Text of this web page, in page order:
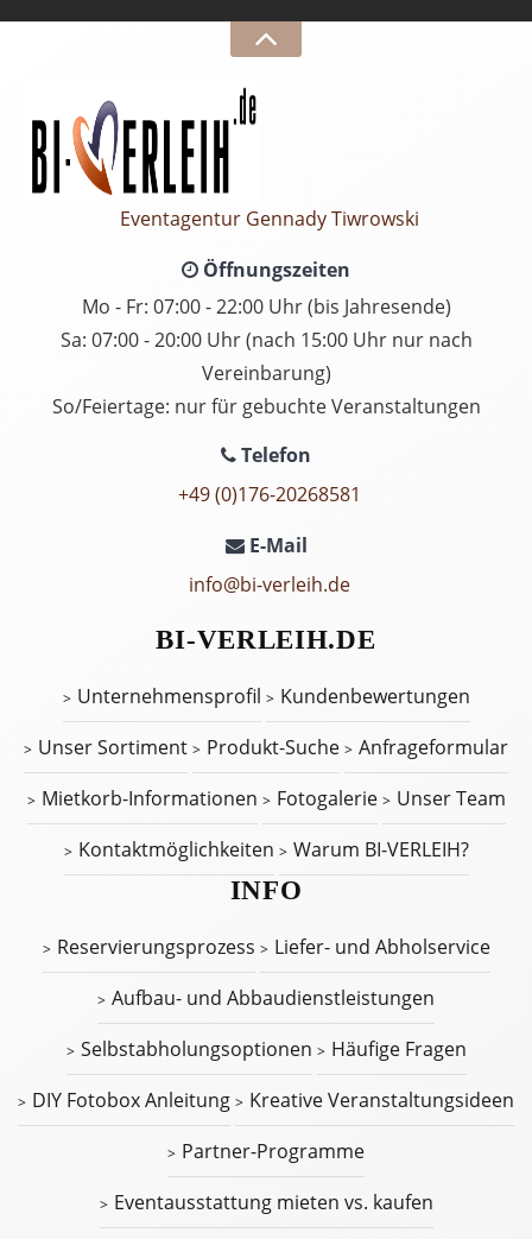
Eventagentur Gennady Tiwrowski
Öffnungszeiten
Mo - Fr: 07:00 - 22:00 Uhr (bis Jahresende)
Sa: 07:00 - 20:00 Uhr (nach 15:00 Uhr nur nach
Vereinbarung)
So/Feiertage: nur für gebuchte Veranstaltungen
Telefon
+49 (0)176-20268581
E-Mail
info@bi-verleih.de
BI-VERLEIH.DE
Unternehmensprofil
Kundenbewertungen
Unser Sortiment
Produkt-Suche
Anfrageformular
Mietkorb-Informationen
Fotogalerie
Unser Team
Kontaktmöglichkeiten
Warum BI-VERLEIH?
INFO
Reservierungsprozess
Liefer- und Abholservice
Aufbau- und Abbaudienstleistungen
Selbstabholungsoptionen
Häufige Fragen
DIY Fotobox Anleitung
Kreative Veranstaltungsideen
Partner-Programme
Eventausstattung mieten vs. kaufen